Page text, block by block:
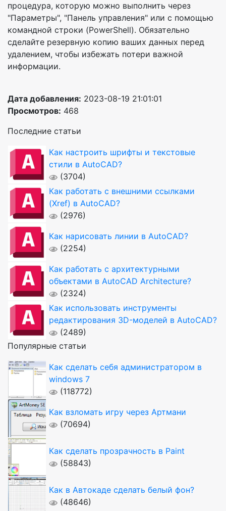
процедура, которую можно выполнить через
"Параметры", "Панель управления" или с помощью
командной строки (PowerShell). Обязательно
сделайте резервную копию ваших данных перед
удалением, чтобы избежать потери важной
информации.
Дата добавления: 2023-08-19 21:01:01
Просмотров: 468
Последние статьи
Как настроить шрифты и текстовые
стили в AutoCAD?
(3704)
Как работать с внешними ссылками
(Xref) в AutoCAD?
(2976)
Как нарисовать линии в AutoCAD?
(2254)
Как работать с архитектурными
объектами в AutoCAD Architecture?
(2324)
Как использовать инструменты
редактирования 3D-моделей в AutoCAD?
(2489)
Популярные статьи
Как сделать себя администратором в
windows 7
(118772)
Как взломать игру через Артмани
(70694)
Как сделать прозрачность в Paint
(58843)
Как в Автокаде сделать белый фон?
(48646)